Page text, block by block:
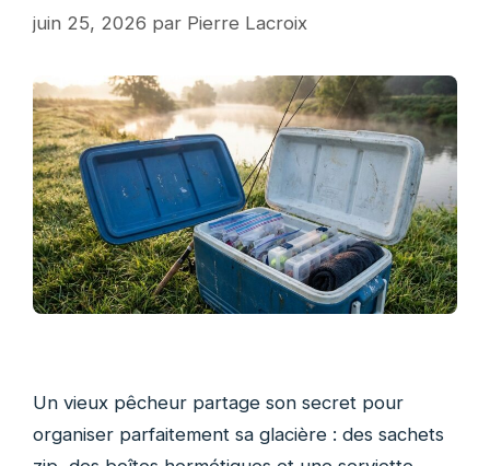
juin 25, 2026 par Pierre Lacroix
Un vieux pêcheur partage son secret pour
organiser parfaitement sa glacière : des sachets